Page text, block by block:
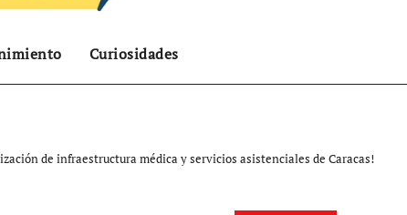
Curiosidades
de infraestructura médica y servicios asistenciales de Caracas!